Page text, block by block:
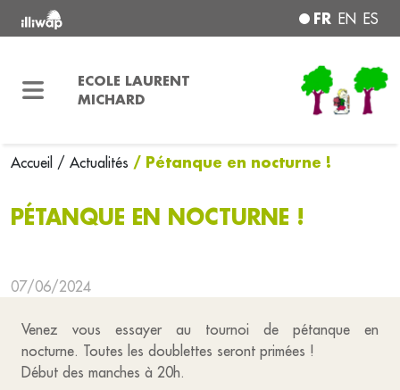
FR EN ES
ECOLE LAURENT
MICHARD
Accueil / Actualités / Pétanque en nocturne !
PÉTANQUE EN NOCTURNE !
07/06/2024
Venez vous essayer au tournoi de pétanque en
nocturne. Toutes les doublettes seront primées !
Début des manches à 20h.